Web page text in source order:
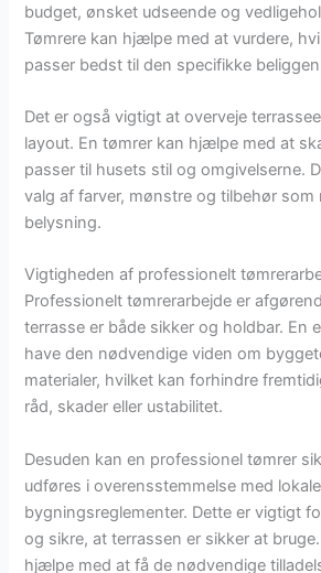
budget, ønsket udseende og
Tømrere kan hjælpe med at vurdere,
passer bedst til den specifikke
Det er også vigtigt at overveje
layout. En tømrer kan hjælpe med at
passer til husets stil og omgivelserne.
valg af farver, mønstre og tilbehør
belysning.
Vigtigheden af professionelt
Professionelt tømrerarbejde er
terrasse er både sikker og holdbar. En
have den nødvendige viden om
materialer, hvilket kan forhindre
råd, skader eller ustabilitet.
Desuden kan en professionel tømrer
udføres i overensstemmelse med lokale
bygningsreglementer. Dette er vigtigt
og sikre, at terrassen er sikker at
hjælpe med at få de nødvendige